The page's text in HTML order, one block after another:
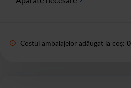
Costul ambalajelor adăugat la coș: 0